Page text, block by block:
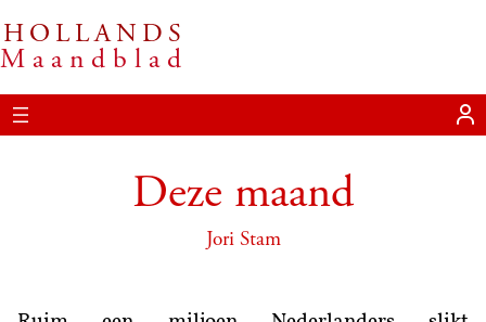
Ga
naar
de
inhoud
HOLLANDS
Maandblad
Deze maand
Jori Stam